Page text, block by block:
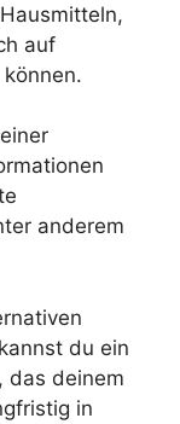
auf
anderem
du ein
das deinem
in